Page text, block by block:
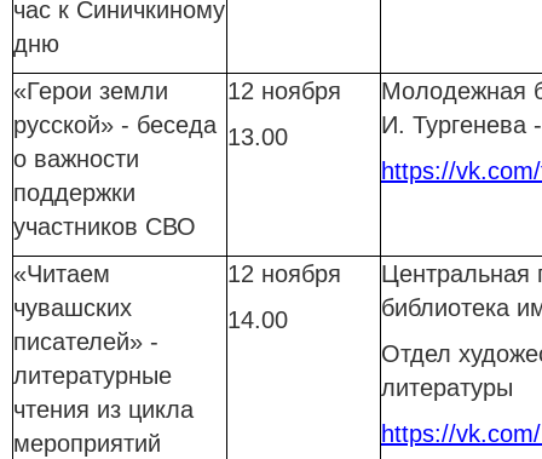
час к Синичкиному
дню
«Герои земли
русской» - беседа
о важности
поддержки
участников СВО
12 ноября
13.00
Молодежная
И.
https://
«Читаем
чувашских
писателей» -
литературные
чтения из цикла
мероприятий
12 ноября
14.00
Центральная
библиотека
Отдел
литературы
https://